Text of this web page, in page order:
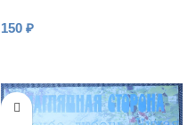
150 ₽